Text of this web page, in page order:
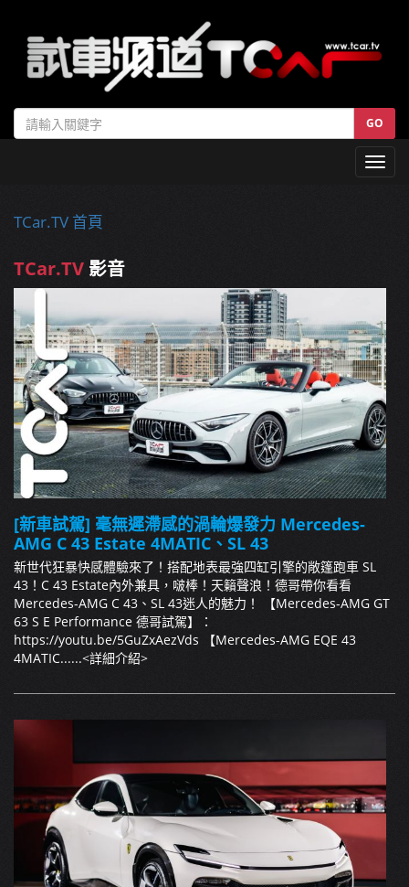
GO
TCar.TV 首頁
TCar.TV 影音
[新車試駕] 毫無遲滯感的渦輪爆發力 Mercedes-
AMG C 43 Estate 4MATIC、SL 43
新世代狂暴快感體驗來了！搭配地表最強四缸引擎的敞篷跑車 SL
43！C 43 Estate內外兼具，啵棒！天籟聲浪！德哥帶你看看
Mercedes-AMG C 43、SL 43迷人的魅力！ 【Mercedes-AMG GT
63 S E Performance 德哥試駕】：
https://youtu.be/5GuZxAezVds 【Mercedes-AMG EQE 43
4MATIC......<詳細介紹>